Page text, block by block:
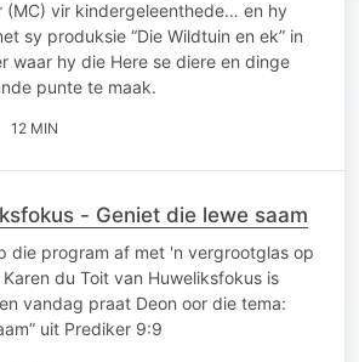
(MC) vir kindergeleenthede… en hy
sy produksie “Die Wildtuin en ek” in
waar hy die Here se diere en dinge
punte te maak.
12 MIN
- Geniet die lewe saam
die program af met 'n vergrootglas op
du Toit van Huweliksfokus is
vandag praat Deon oor die tema:
uit Prediker 9:9